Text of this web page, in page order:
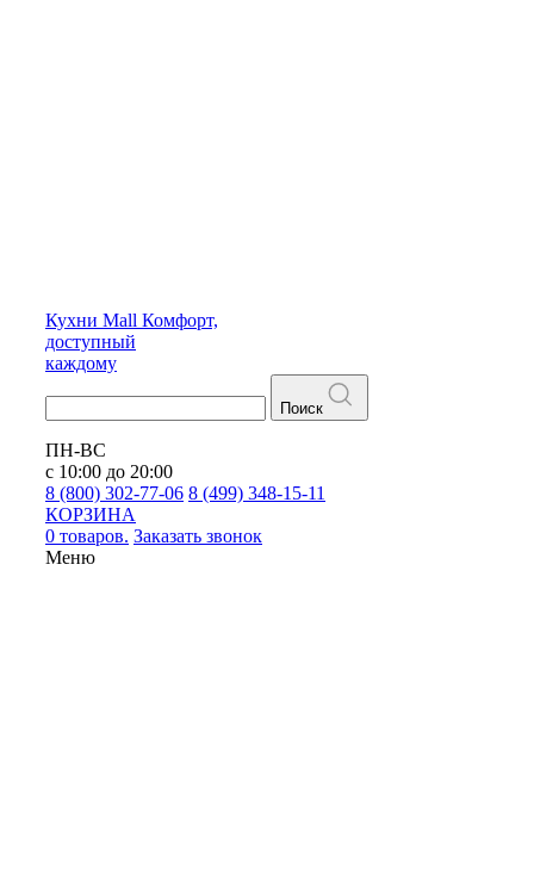
Кухни Mall Комфорт,
доступный
каждому
Поиск
ПН-ВС
с 10:00 до 20:00
8 (800) 302-77-06 8 (499) 348-15-11
КОРЗИНА
0 товаров. Заказать звонок
Меню